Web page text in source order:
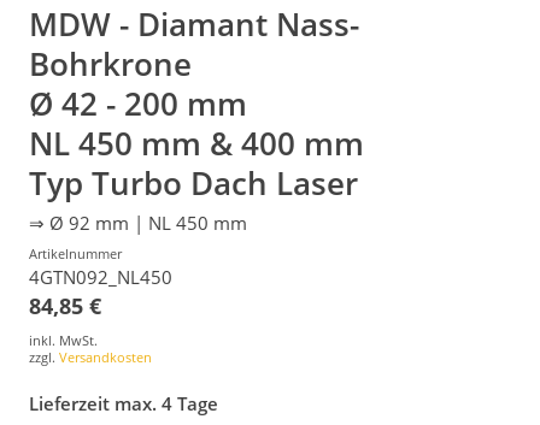
MDW - Diamant Nass-
Bohrkrone
Ø 42 - 200 mm
NL 450 mm & 400 mm
Typ Turbo Dach Laser
⇒ Ø 92 mm | NL 450 mm
Artikelnummer
4GTN092_NL450
84,85 €
inkl. MwSt.
zzgl. Versandkosten
Lieferzeit max. 4 Tage